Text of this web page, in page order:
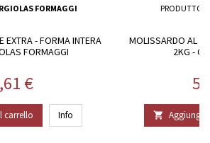
FORMAGGI
EXTRA - FORMA INTERA
FORMAGGI
€
carrello Info
MOLISSARDO AL
2KG -
 Aggiungi